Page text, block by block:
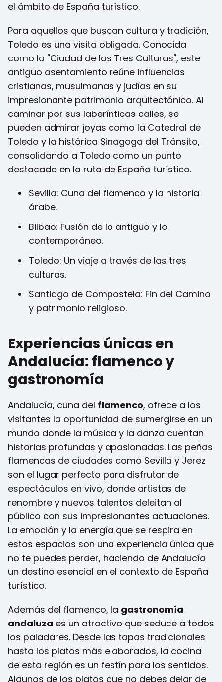
el ámbito de España turístico.
Para aquellos que buscan cultura y tradición,
Toledo es una visita obligada. Conocida
como la "Ciudad de las Tres Culturas", este
antiguo asentamiento reúne influencias
cristianas, musulmanas y judías en su
impresionante patrimonio arquitectónico. Al
caminar por sus laberínticas calles, se
pueden admirar joyas como la Catedral de
Toledo y la histórica Sinagoga del Tránsito,
consolidando a Toledo como un punto
destacado en la ruta de España turístico.
Sevilla: Cuna del flamenco y la historia
árabe.
Bilbao: Fusión de lo antiguo y lo
contemporáneo.
Toledo: Un viaje a través de las tres
culturas.
Santiago de Compostela: Fin del Camino
y patrimonio religioso.
Experiencias únicas en
Andalucía: flamenco y
gastronomía
Andalucía, cuna del flamenco, ofrece a los
visitantes la oportunidad de sumergirse en un
mundo donde la música y la danza cuentan
historias profundas y apasionadas. Las peñas
flamencas de ciudades como Sevilla y Jerez
son el lugar perfecto para disfrutar de
espectáculos en vivo, donde artistas de
renombre y nuevos talentos deleitan al
público con sus impresionantes actuaciones.
La emoción y la energía que se respira en
estos espacios son una experiencia única que
no te puedes perder, haciendo de Andalucía
un destino esencial en el contexto de España
turístico.
Además del flamenco, la gastronomía
andaluza es un atractivo que seduce a todos
los paladares. Desde las tapas tradicionales
hasta los platos más elaborados, la cocina
de esta región es un festín para los sentidos.
Algunos de los platos que no debes dejar de